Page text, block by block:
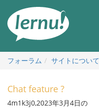
フォーラム
サイトについて
Chat feature ?
4m1k3j0,2023年3月4日の